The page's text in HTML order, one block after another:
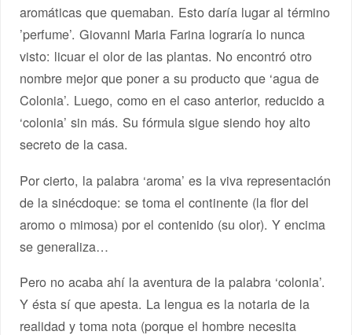
aromáticas que quemaban. Esto daría lugar al término
’perfume’. Giovanni Maria Farina lograría lo nunca
visto: licuar el olor de las plantas. No encontró otro
nombre mejor que poner a su producto que ‘agua de
Colonia’. Luego, como en el caso anterior, reducido a
‘colonia’ sin más. Su fórmula sigue siendo hoy alto
secreto de la casa.
Por cierto, la palabra ‘aroma’ es la viva representación
de la sinécdoque: se toma el continente (la flor del
aromo o mimosa) por el contenido (su olor). Y encima
se generaliza…
Pero no acaba ahí la aventura de la palabra ‘colonia’.
Y ésta sí que apesta. La lengua es la notaria de la
realidad y toma nota (porque el hombre necesita